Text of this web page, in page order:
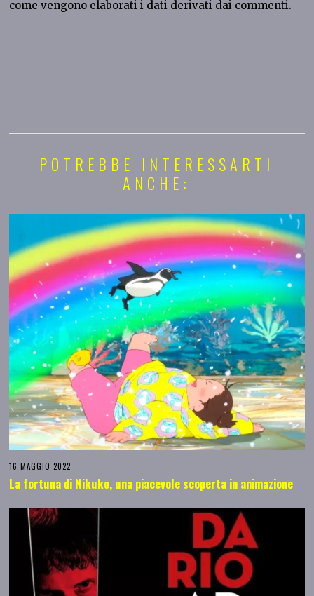
come vengono elaborati i dati derivati dai commenti.
POTREBBE INTERESSARTI
ANCHE:
16 MAGGIO 2022
La fortuna di Nikuko, una piacevole scoperta in animazione